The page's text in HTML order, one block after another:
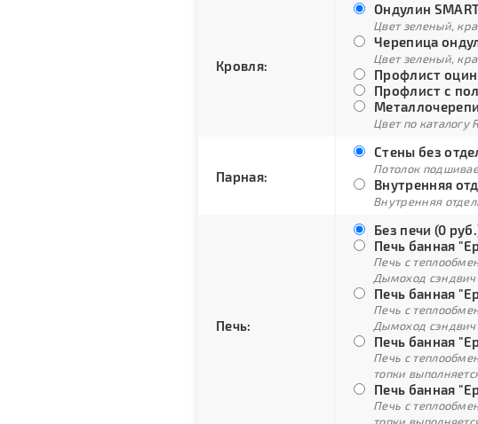
Кровля:
Ондулин
Цвет зеленый,
Черепица
Цвет зеленый,
Профлист
Профлист с
Цвет по каталогу
Парная:
Стены без
Потолок
Внутренняя
Внутренняя
Печь:
Без печи (0
Печь банная
Печь с
Дымоход сэндвич
Печь банная
Печь с
Дымоход сэндвич
Печь банная
Печь с
топки
Печь банная
Печь с